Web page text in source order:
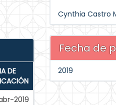
DE
2019
Cynthia Castro
Fecha de
2019